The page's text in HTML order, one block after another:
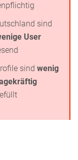
sind
User
sind wenig